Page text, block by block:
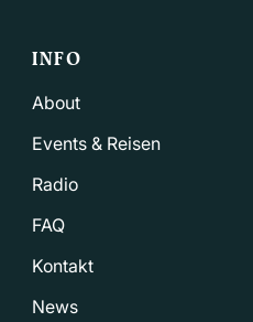
INFO
About
Events & Reisen
Radio
FAQ
Kontakt
News